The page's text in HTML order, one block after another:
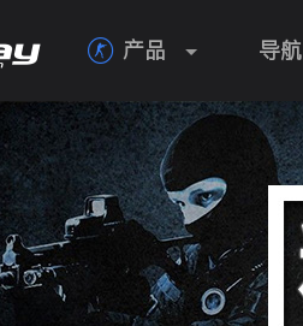
 产品 导航